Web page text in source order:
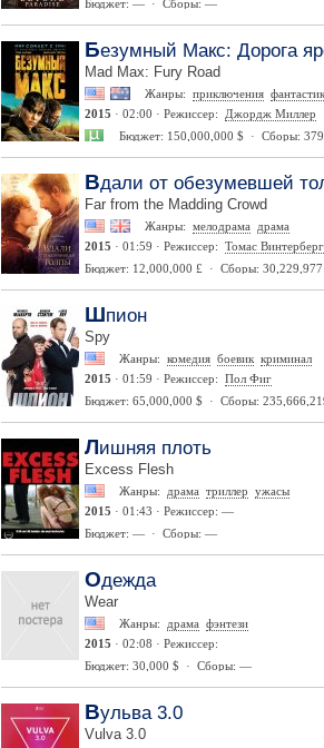
Бюджет: — · Сборы: —
Безумный Макс: Дорога
Mad Max: Fury Road
Жанры: приключения
2015 · 02:00 · Режиссер:
Джордж Миллер
Бюджет: 150,000,000 $ · Сборы:
Вдали от обезумевшей
Far from the Madding Crowd
Жанры: мелодрама
драма
2015 · 01:59 · Режиссер: Томас Винтерберг
Бюджет: 12,000,000 £ · Сборы: 30,229,977
Шпион
Spy
Жанры: комедия боевик криминал
2015 · 01:59 · Режиссер: Пол Фиг
Бюджет: 65,000,000 $ · Сборы:
Лишняя плоть
Excess Flesh
Жанры: драма триллер ужасы
2015 · 01:43 · Режиссер: —
Бюджет: — · Сборы: —
Одежда
Wear
Жанры: драма фэнтези
2015 · 02:08 · Режиссер:
Бюджет: 30,000 $ · Сборы: —
Вульва 3.0
Vulva 3.0